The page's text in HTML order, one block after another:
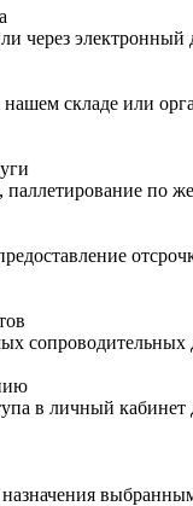
через электронный
складе или
паллетирование по
сопроводительных
в личный кабинет